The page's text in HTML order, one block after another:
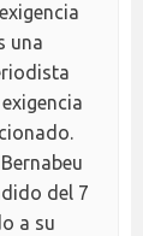
una
del 7
a su